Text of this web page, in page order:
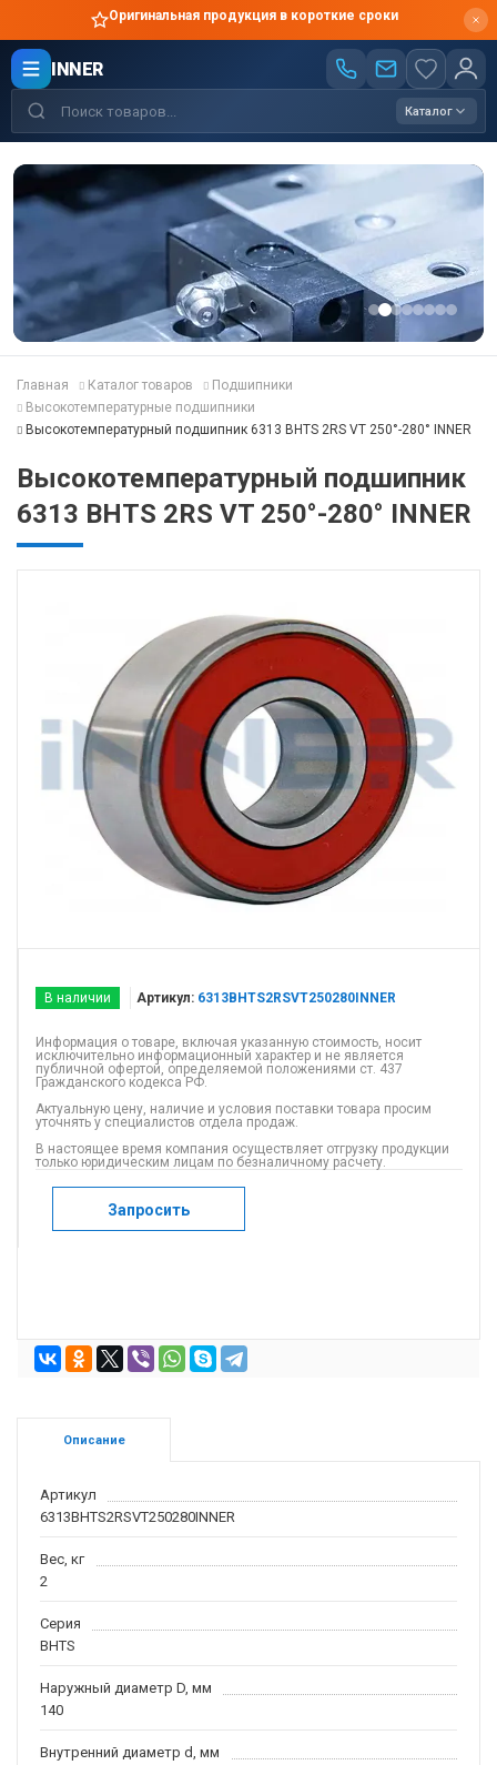
Оригинальная продукция в короткие сроки
INNER
Каталог
Главная Каталог товаров
Подшипники
Высокотемпературные подшипники
Высокотемпературный подшипник 6313 BHTS 2RS VT 250°-280° INNER
Высокотемпературный подшипник
6313 BHTS 2RS VT 250°-280° INNER
В наличии Артикул: 6313BHTS2RSVT250280INNER
Информация о товаре, включая указанную стоимость, носит
исключительно информационный характер и не является
публичной офертой, определяемой положениями ст. 437
Гражданского кодекса РФ.
Актуальную цену, наличие и условия поставки товара просим
уточнять у специалистов отдела продаж.
В настоящее время компания осуществляет отгрузку продукции
только юридическим лицам по безналичному расчету.
Запросить
Описание
Артикул
6313BHTS2RSVT250280INNER
Вес, кг
2
Серия
BHTS
Наружный диаметр D, мм
140
Внутренний диаметр d, мм